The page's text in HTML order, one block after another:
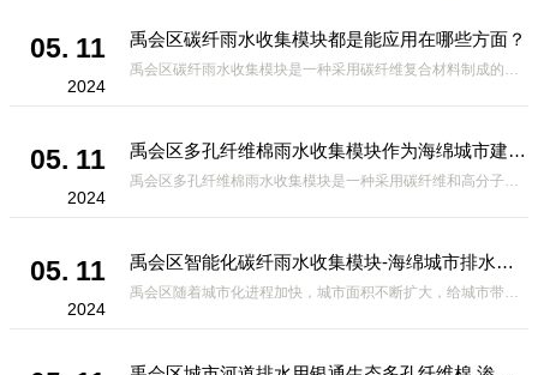
05. 11
2024
禹会区碳纤雨水收集模块都是能应用在哪些方面？
禹会区碳纤雨水收集模块是一种采用碳纤维复合材料制成的雨水收集装置，具有*、环保、可持续等诸多优点。这种模块的设计独特，结构轻巧且强度高，耐腐蚀，能够在各种环境条件下稳定运行。其广泛的应用领域不仅体现在城市规
05. 11
2024
禹会区多孔纤维棉雨水收集模块作为海绵城市建设中的一种创新材料
禹会区多孔纤维棉雨水收集模块是一种采用碳纤维和高分子材料复合而成的新型材料。它拥有高度多孔的结构，能够有效吸收和储存雨水，同时利用其独特的导流设计，将雨水迅速排出，有效防止城市内涝的发生。此外，该材料还具有
05. 11
2024
禹会区智能化碳纤雨水收集模块-海绵城市排水蓄水系统的优选项
禹会区随着城市化进程加快，城市面积不断扩大，给城市带来的问题也随之增加。其中之一就是水资源的短缺。雨水收集是一种解决城市水资源短缺的有效途径。在雨水收集技术中，智能化碳纤雨水收集模块的出现，为解决城市水资源